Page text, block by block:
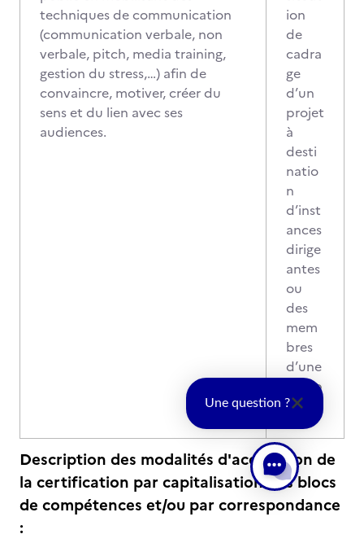
techniques de communication
(communication verbale, non
verbale, pitch, media training,
gestion du stress,…) afin de
convaincre, motiver, créer du
sens et du lien avec ses
audiences.
ion
de
cadra
ge
d’un
projet
à
desti
natio
n
d’inst
ances
dirige
antes
ou
des
mem
bres
d’une
équip
e
Description des modalités d'acquisition de
la certification par capitalisation des blocs
de compétences et/ou par correspondance
:
Une question ?